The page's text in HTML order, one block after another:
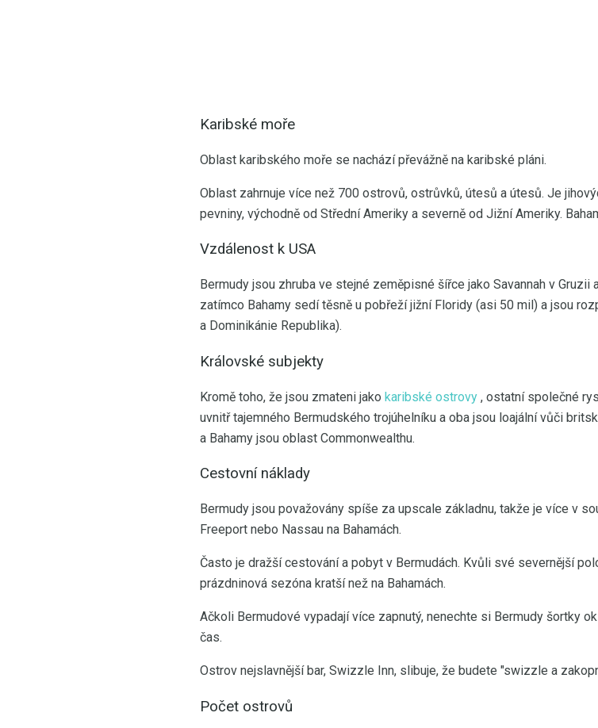
Karibské moře
Oblast karibského moře se nachází převážně na karibské pláni.
Oblast zahrnuje více než 700 ostrovů, ostrůvků, útesů a útesů. Je
pevniny, východně od Střední Ameriky a severně od Jižní Ameriky.
Vzdálenost k USA
Bermudy jsou zhruba ve stejné zeměpisné šířce jako Savannah v
zatímco Bahamy sedí těsně u pobřeží jižní Floridy (asi 50 mil) a jsou
a Dominikánie Republika).
Královské subjekty
Kromě toho, že jsou zmateni jako karibské ostrovy , ostatní společné
uvnitř tajemného Bermudského trojúhelníku a oba jsou loajální vůči
a Bahamy jsou oblast Commonwealthu.
Cestovní náklady
Bermudy jsou považovány spíše za upscale základnu, takže je více v
Freeport nebo Nassau na Bahamách.
Často je dražší cestování a pobyt v Bermudách. Kvůli své severnější
prázdninová sezóna kratší než na Bahamách.
Ačkoli Bermudové vypadají více zapnutý, nenechte si Bermudy šortky
čas.
Ostrov nejslavnější bar, Swizzle Inn, slibuje, že budete "swizzle a
Počet ostrovů